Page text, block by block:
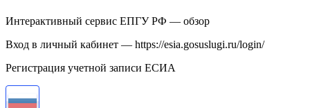
Интерактивный сервис ЕПГУ РФ — обзор
Вход в личный кабинет — https://esia.gosuslugi.ru/login/
Регистрация учетной записи ЕСИА